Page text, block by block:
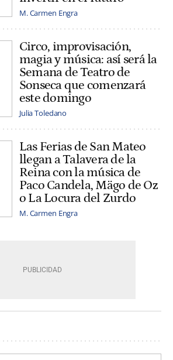
M. Carmen Engra
Circo, improvisación,
magia y música: así será la
Semana de Teatro de
Sonseca que comenzará
este domingo
Julia Toledano
Las Ferias de San Mateo
llegan a Talavera de la
Reina con la música de
Paco Candela, Mägo de Oz
o La Locura del Zurdo
M. Carmen Engra